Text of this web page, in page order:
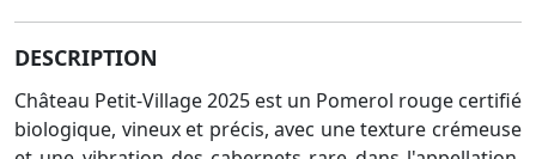
DESCRIPTION
Château Petit-Village 2025 est un Pomerol rouge certifié
biologique, vineux et précis, avec une texture crémeuse